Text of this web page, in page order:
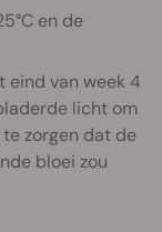
en de
eind van week 4
licht om
zorgen dat de
bloei zou